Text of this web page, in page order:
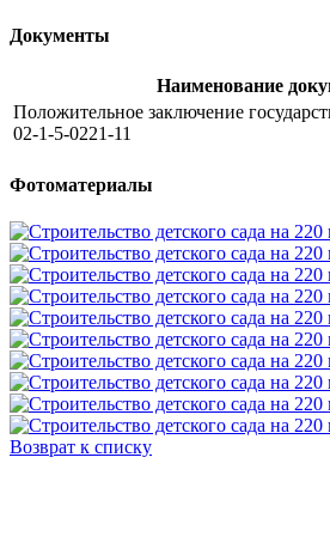
Документы
Наименование
Положительное заключение
02-1-5-0221-11
Фотоматериалы
Возврат к списку